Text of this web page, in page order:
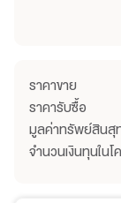
ราคาขาย
ราคารับซื้อ
มูลค่าทรัพย์สินสุ
จำนวนเงินทุนในโ